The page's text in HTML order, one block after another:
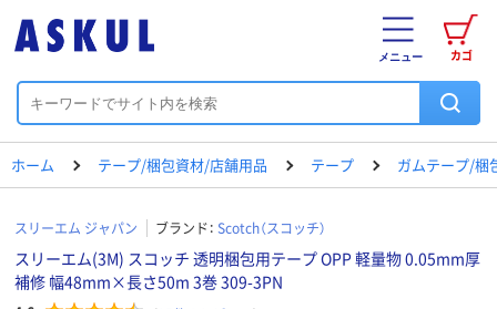
カゴ
メニュー
ホーム テープ/梱包資材/店舗用品 テープ ガムテープ/梱
スリーエム ジャパン ブランド： Scotch（スコッチ）
スリーエム(3M) スコッチ 透明梱包用テープ OPP 軽量物 0.05mm厚
補修 幅48mm×長さ50m 3巻 309-3PN